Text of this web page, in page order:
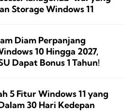
Storage Windows 11
Diam Perpanjang
10 Hingga 2027,
Dapat Bonus 1 Tahun!
5 Fitur Windows 11 yang
30 Hari Kedepan